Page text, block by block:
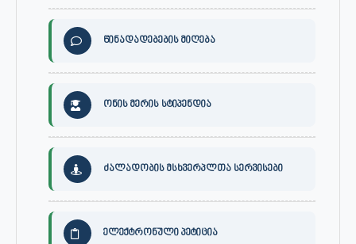
წინადადებების მიღება
ონის მერის სტიპენდია
ძალადობის მსხვერპლთა სერვისები
ელექტრონული პეტიცია